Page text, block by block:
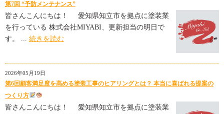
第7回 “予防メンテナンス”
皆さんこんにちは！ 愛知県知立市を拠点に塗装業
を行っている 株式会社MIYABI、更新担当の明日で
す。 ... 続きを読む
2026年05月19日
第6回顧客満足度を高める塗装工事のヒアリングとは？ 本当に喜ばれる提案の
つくり方
皆さんこんにちは！ 愛知県知立市を拠点に塗装業